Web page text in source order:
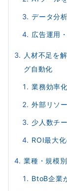
データ分
広告運用
人材不足を
グ自動化
業務効率
外部リソ
少人数チ
ROI最大
業種・規模
BtoB企業